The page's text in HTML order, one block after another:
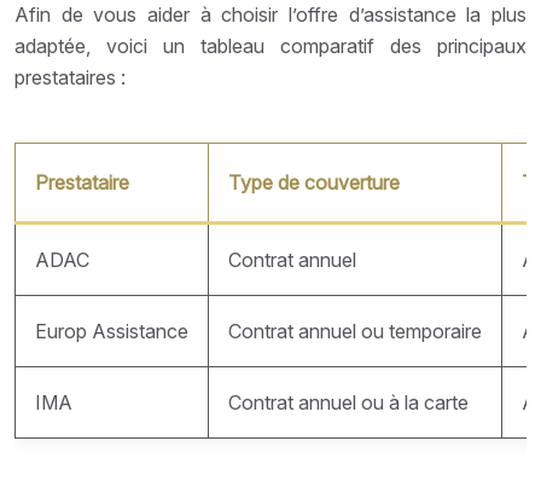
Afin de vous aider à choisir l’offre d’assistance la plus
adaptée, voici un tableau comparatif des principaux
prestataires :
Prestataire Type de couverture
ADAC Contrat annuel À
Europ Assistance Contrat annuel ou temporaire À
IMA Contrat annuel ou à la carte À